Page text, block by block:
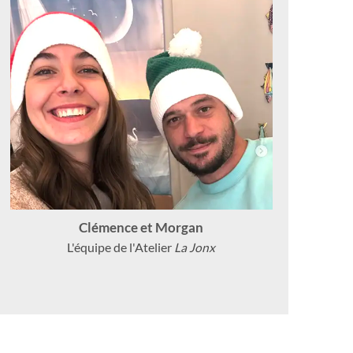
Clémence et Morgan
L'équipe de l'Atelier La Jonx